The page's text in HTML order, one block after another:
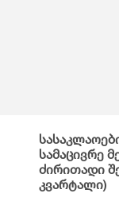
სამაცივრე
ძირითადი
კვარტალი)